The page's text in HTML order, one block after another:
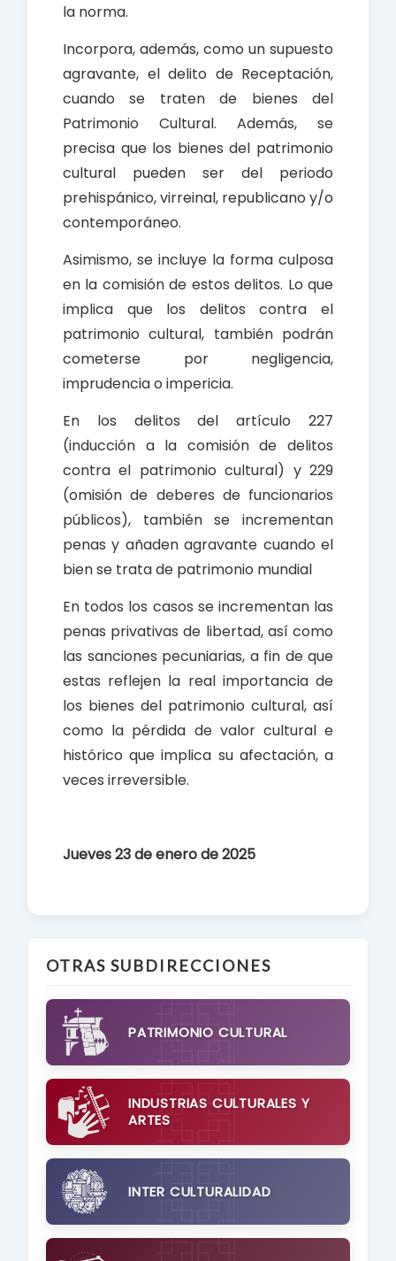
la norma.
Incorpora, además, como un supuesto
agravante, el delito de Receptación,
cuando se traten de bienes del
Patrimonio Cultural. Además, se
precisa que los bienes del patrimonio
cultural pueden ser del periodo
prehispánico, virreinal, republicano y/o
contemporáneo.
Asimismo, se incluye la forma culposa
en la comisión de estos delitos. Lo que
implica que los delitos contra el
patrimonio cultural, también podrán
cometerse por negligencia,
imprudencia o impericia.
En los delitos del artículo 227
(inducción a la comisión de delitos
contra el patrimonio cultural) y 229
(omisión de deberes de funcionarios
públicos), también se incrementan
penas y añaden agravante cuando el
bien se trata de patrimonio mundial
En todos los casos se incrementan las
penas privativas de libertad, así como
las sanciones pecuniarias, a fin de que
estas reflejen la real importancia de
los bienes del patrimonio cultural, así
como la pérdida de valor cultural e
histórico que implica su afectación, a
veces irreversible.
Jueves 23 de enero de 2025
OTRAS SUBDIRECCIONES
PATRIMONIO CULTURAL
INDUSTRIAS CULTURALES Y
ARTES
INTER CULTURALIDAD